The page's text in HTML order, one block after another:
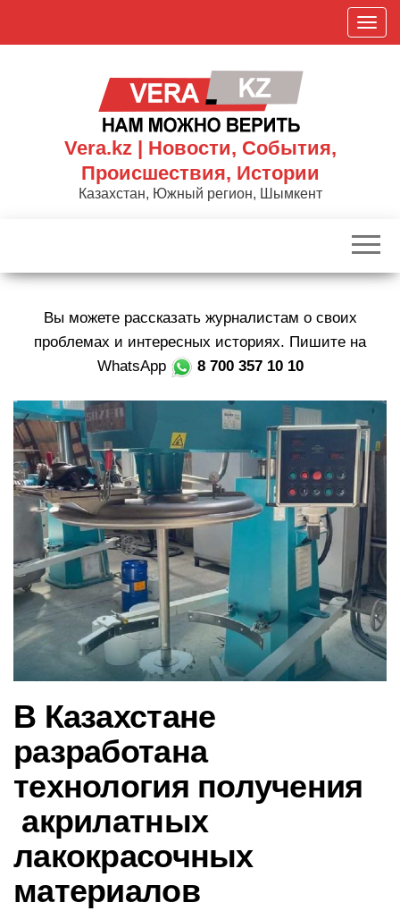
П
о
к
р
в
и
г
а
ц
и
ю
Vera.kz | Новости, События,
Происшествия, Истории
Казахстан, Южный регион, Шымкент
Вы можете рассказать журналистам о своих
проблемах и интересных историях. Пишите на
WhatsApp
8 700 357 10 10
В Казахстане
разработана
технология получения
акрилатных
лакокрасочных
материалов